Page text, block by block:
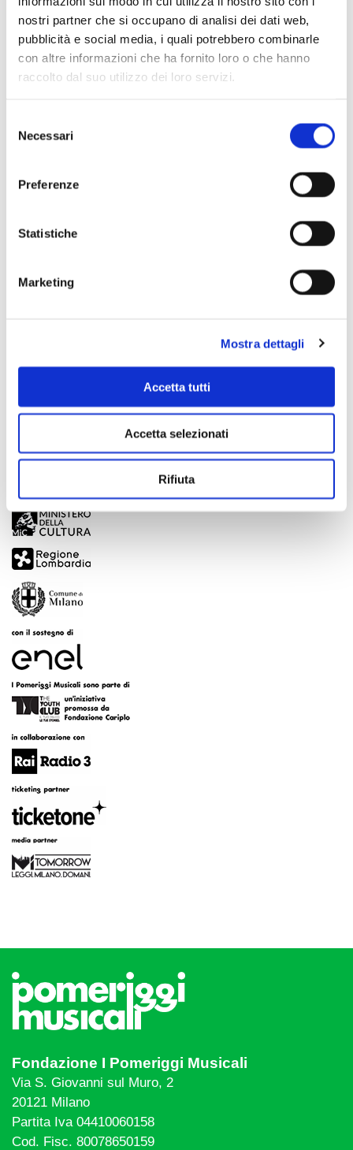
nostri partner che si occupano di analisi dei dati web,
pubblicità e social media, i quali potrebbero combinarle
con altre informazioni che ha fornito loro o che hanno
raccolto dal suo utilizzo dei loro servizi.
delNecessari
Preferenze
Statistiche
Marketing
Mostra dettagli
Accetta tutti
Accetta selezionati
Rifiuta
Scopri di più
Scopri di più
Fondazione I Pomeriggi Musicali
Via S. Giovanni sul Muro, 2
20121 Milano
Partita Iva 04410060158
Cod. Fisc. 80078650159